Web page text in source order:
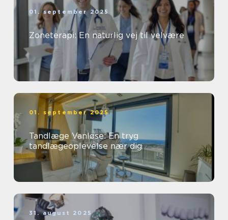
01. september 2025
Zoneterapi: En naturlig vej til velvære
01. september 2025
Tandlæge Vanløse: En tryg
tandlægeoplevelse nær dig
31. august 2025